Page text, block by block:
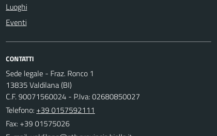
Luoghi
Eventi
CONTATTI
Sede legale - Fraz. Ronco 1
13835 Valdilana (BI)
C.F. 90071560024 - P.Iva: 02680850027
Telefono: +39 0157592111
Fax: +39 01575026